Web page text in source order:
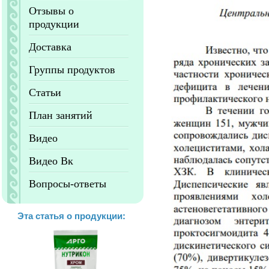
Отзывы о
продукции
Доставка
Группы продуктов
Статьи
План занятий
Видео
Видео Вк
Вопросы-ответы
Эта статья о продукции: